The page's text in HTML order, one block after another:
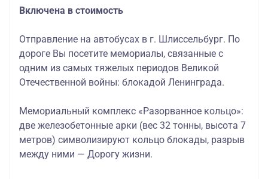
Включена в стоимость
Отправление на автобусах в г. Шлиссельбург. По
дороге Вы посетите мемориалы, связанные с
одним из самых тяжелых периодов Великой
Отечественной войны: блокадой Ленинграда.
Мемориальный комплекс «Разорванное кольцо»:
две железобетонные арки (вес 32 тонны, высота 7
метров) символизируют кольцо блокады, разрыв
между ними — Дорогу жизни.